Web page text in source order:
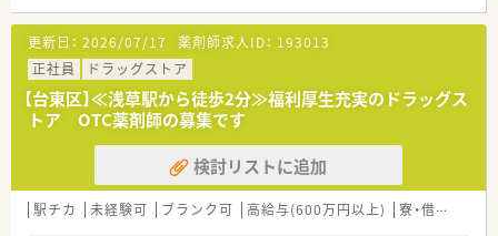
【募集背景と求める人物像について】
■今後の店舗体制のさらなる強化を目的としており、組織力向上
を見据えた増員募集となります。
■総合科目の処方箋や在宅業務に対応するため、幅広い知識を習
得したいという意欲のある方を歓迎します。
■多くのスタッフと協力して業務を進めるため、チームワークを
大切にできる協調性をお持ちの方を求めています。
【想定される業務内容】
■門前の総合病院から受ける多岐にわたる処方箋の調剤業務や、
更新日： 2026/07/17 薬剤師求人ID： 193013
正社員
ドラッグストア
【台東区】≪浅草駅から徒歩2分≫福利厚生充実のドラッグス
トア OTC薬剤師の募集です
検討リストに追加
駅チカ 未経験可 ブランク可 高給与(600万円以上) 寮・借上社宅あり